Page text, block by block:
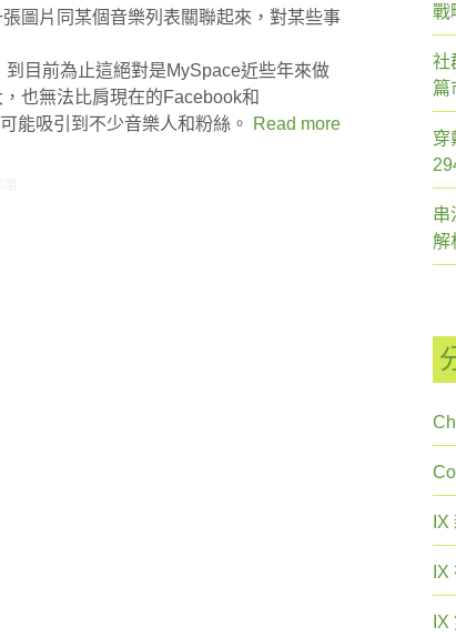
圖片同某個音樂列表關聯起來，對某些事
目前為止這絕對是MySpace近些年來做
也無法比肩現在的Facebook和
能吸引到不少音樂人和粉絲。
Read more
戰
社
篇
穿
串
解